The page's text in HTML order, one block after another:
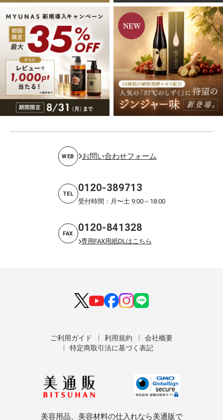
WEB お問い合わせフォーム
TEL 0120-389713
受付時間：月〜土 9:00～18:00
FAX 0120-841328
専用FAX用紙DLはこちら
ご利用ガイド 利用規約
会社概要
特定商取引法に基づく表記
美容用品、美容材料の仕入れなら美通販で